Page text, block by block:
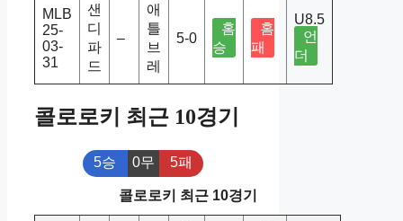
MLB
25-
03-
31
샌
디
파
드
–
애
틀
브
레
5-0
홈
승
홈
패
U8.5
언
더
콜로로키 최근 10경기
5승 0무 5패
콜로로키 최근 10경기